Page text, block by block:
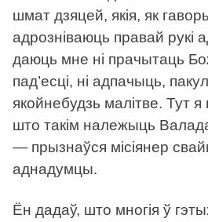
шмат дзяцей, якія, як
адрозніваюць правай рукі
даюць мне ні прачытаць
пад’есці, ні адпачыць,
якой­небудзь малітве. Тут
што такім належыць
— прызнаўся місіянер
аднадумцы.
Ён дадаў, што многія ў